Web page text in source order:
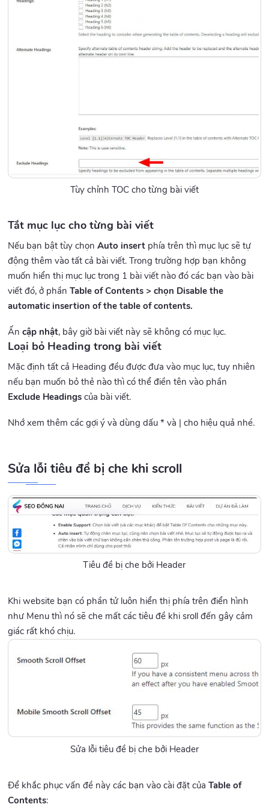
Tùy chỉnh TOC cho từng bài viết
Tắt mục lục cho từng bài viết
Nếu bạn bật tùy chọnAuto insert phía trên thì mục lục sẽ tự
động thêm vào tất cả bài viết. Trong trường hợp bạn không
muốn hiển thị mục lục trong 1 bài viết nào đó các bạn vào bài
viết đó, ở phầnTable of Contents > chọn Disable the
automatic insertion of the table of contents.
Ấncập nhật, bây giờ bài viết này sẽ không có mục lục.
Loại bỏ Heading trong bài viết
Mặc định tất cả Heading đều được đưa vào mục lục, tuy nhiên
nếu bạn muốn bỏ thẻ nào thì có thể điền tên vào phần
Exclude Headings của bài viết.
Nhớ xem thêm các gợi ý và dùng dấu * và | cho hiệu quả nhé.
Sửa lỗi tiêu đề bị che khi scroll
Tiêu đề bị che bởi Header
Khi website bạn có phần tử luôn hiển thị phía trên điển hình
như Menu thì nó sẽ che mất các tiêu đề khi sroll đến gây cảm
giác rất khó chịu.
Sửa lỗi tiêu đề bị che bởi Header
Để khắc phục vấn đề này các bạn vào cài đặt củaTable of
Contents: